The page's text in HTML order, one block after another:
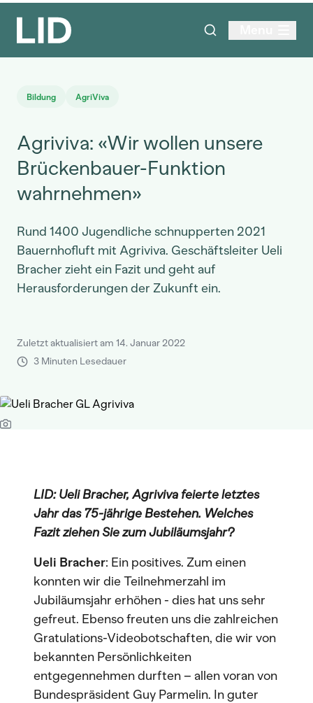
Bildung AgriViva
Agriviva: «Wir wollen unsere
Brückenbauer-Funktion
wahrnehmen»
Rund 1400 Jugendliche schnupperten 2021
Bauernhofluft mit Agriviva. Geschäftsleiter Ueli
Bracher zieht ein Fazit und geht auf
Herausforderungen der Zukunft ein.
Zuletzt aktualisiert am 14. Januar 2022
3 Minuten Lesedauer
LID: Ueli Bracher, Agriviva feierte letztes
Jahr das 75-jährige Bestehen. Welches
Fazit ziehen Sie zum Jubiläumsjahr?
Ueli Bracher: Ein positives. Zum einen
konnten wir die Teilnehmerzahl im
Jubiläumsjahr erhöhen - dies hat uns sehr
gefreut. Ebenso freuten uns die zahlreichen
Gratulations-Videobotschaften, die wir von
bekannten Persönlichkeiten
entgegennehmen durften – allen voran von
Bundespräsident Guy Parmelin. In guter